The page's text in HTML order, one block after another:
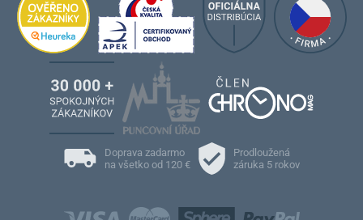
Doprava zadarmo
na všetko od 120 €
Prodloužená
záruka 5 rokov